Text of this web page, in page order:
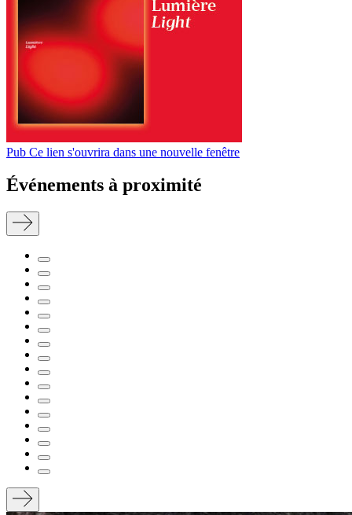
Pub Ce lien s'ouvrira dans une nouvelle fenêtre
Événements à proximité